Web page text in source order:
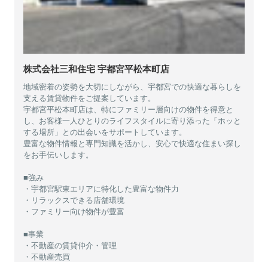
株式会社三和住宅 宇都宮平松本町店
地域密着の姿勢を大切にしながら、宇都宮での快適な暮らしを
支える賃貸物件をご提案しています。
宇都宮平松本町店は、特にファミリー層向けの物件を得意と
し、お客様一人ひとりのライフスタイルに寄り添った「ホッと
する場所」との出会いをサポートしています。
豊富な物件情報と専門知識を活かし、安心で快適な住まい探し
をお手伝いします。
■強み
・宇都宮駅東エリアに特化した豊富な物件力
・リラックスできる店舗環境
・ファミリー向け物件が豊富
■事業
・不動産の賃貸仲介・管理
・不動産売買